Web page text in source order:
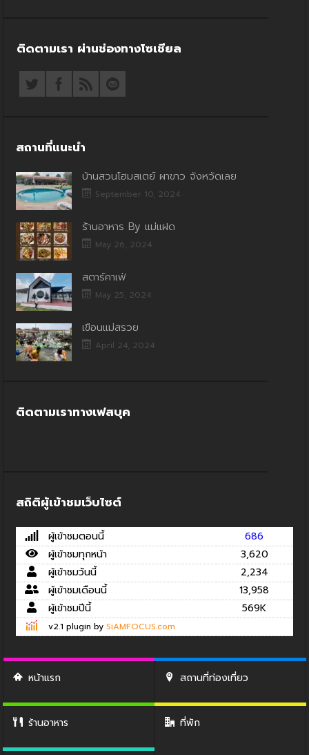
ติดตามเรา ผ่านช่องทางโซเชียล
สถานที่แนะนำ
บ้านสวนโฮมสเตย์ ผาขาว จังหวัดเลย
September 10, 2024
ร้านอาหาร By แม่แฝด
May 26, 2024
สตาร์คาเฟ่
May 25, 2024
เขื่อนแม่สรวย
April 24, 2024
ติดตามเราทางเฟสบุค
สถิติผู้เข้าชมเว็บไซต์
ผู้เข้าชมตอนนี้
686
ผู้เข้าชมทุกหน้า
3,620
ผู้เข้าชมวันนี้
2,234
ผู้เข้าชมเดือนนี้
13,958
ผู้เข้าชมปีนี้
569K
v2.1 plugin by SiAMFOCUS.com
หน้าแรก สถานที่ท่องเที่ยว
ร้านอาหาร ที่พัก